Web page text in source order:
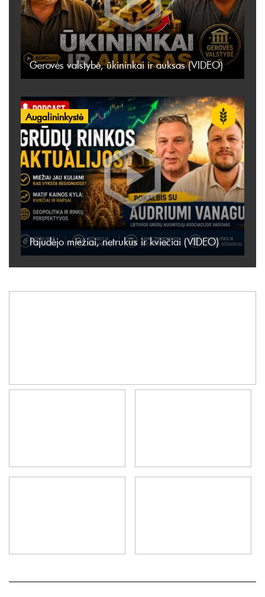
Gerovės valstybė, ūkininkai ir auksas (VIDEO)
Augalininkystė
Pajudėjo miežiai, netrukus ir kviečiai (VIDEO)